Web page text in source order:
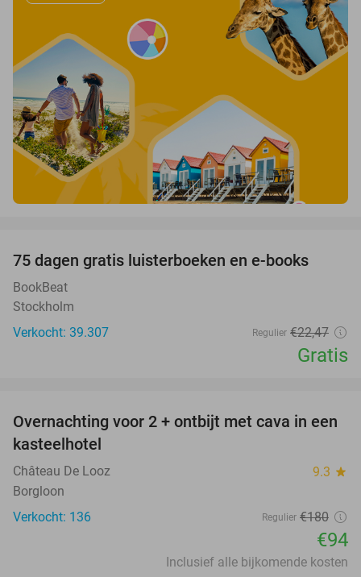
75 dagen gratis luisterboeken en e-books
BookBeat
Stockholm
Verkocht: 39.307
Regulier €22,47
Gratis
48%
Overnachting voor 2 + ontbijt met cava in een
kasteelhotel
Château De Looz 9.3 star
Borgloon
Verkocht: 136
Regulier €180
€94
Inclusief alle bijkomende kosten